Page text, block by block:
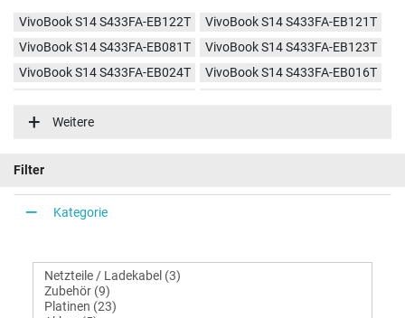
VivoBook S14 S433FA-EB122T
VivoBook S14 S433FA-EB121T
VivoBook S14 S433FA-EB081T
VivoBook S14 S433FA-EB123T
VivoBook S14 S433FA-EB024T
VivoBook S14 S433FA-EB016T
VivoBook S14 S433FA-EB022T
Weitere
Filter
Kategorie